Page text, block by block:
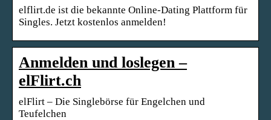
elflirt.de ist die bekannte Online-Dating Plattform für
Singles. Jetzt kostenlos anmelden!
Anmelden und loslegen –
elFlirt.ch
elFlirt – Die Singlebörse für Engelchen und
Teufelchen